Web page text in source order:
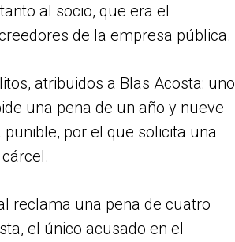
al socio, que era el
de la empresa pública.
atribuidos a Blas Acosta: uno
una pena de un año y nueve
por el que solicita una
reclama una pena de cuatro
el único acusado en el